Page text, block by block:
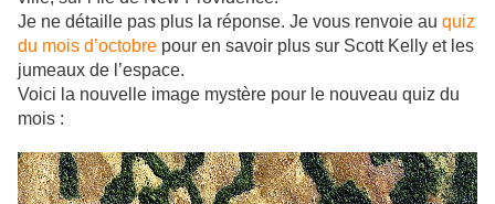
Je ne détaille pas plus la réponse. Je vous renvoie au quiz
du mois d’octobre pour en savoir plus sur Scott Kelly et les
jumeaux de l’espace.
Voici la nouvelle image mystère pour le nouveau quiz du
mois :